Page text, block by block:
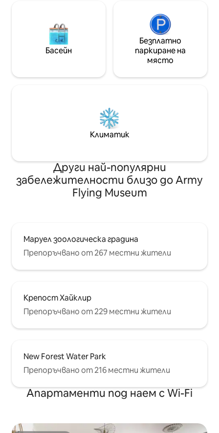
Басейн
Безплатно
паркиране на
място
Климатик
Други най-популярни
забележителности близо до Army
Flying Museum
Маруел зоологическа градина
Препоръчвано от 267 местни жители
Крепост Хайклир
Препоръчвано от 229 местни жители
New Forest Water Park
Препоръчвано от 216 местни жители
Апартаменти под наем с Wi-Fi